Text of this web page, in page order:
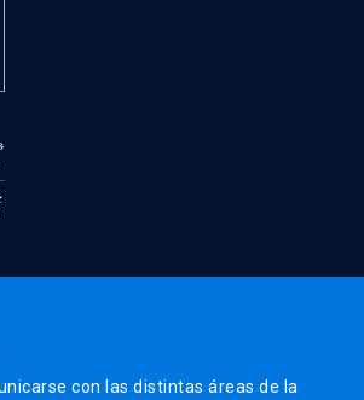
con las distintas áreas de la